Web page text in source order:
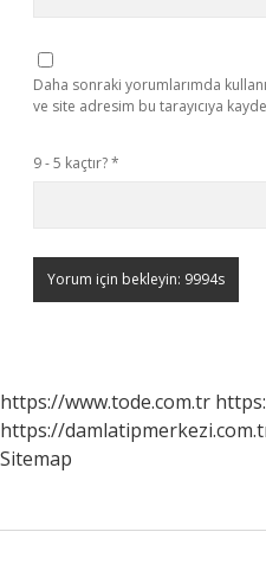
Daha sonraki yorumlarımda
ve site adresim bu tarayıcıya
9 - 5 kaçtır?*
https://www.tode.com.tr
https://
Sitemap